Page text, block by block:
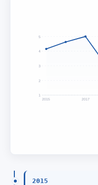
5
4
3
2
1
2015 2017
2015